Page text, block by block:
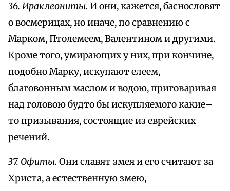
36. Ираклеониты. И они, кажется, баснословят
о восмерицах, но иначе, по сравнению с
Марком, Птолемеем, Валентином и другими.
Кроме того, умирающих у них, при кончине,
подобно Марку, искупают елеем,
благовонным маслом и водою, приговаривая
над головою будто бы искупляемого какие–
то призывания, состоящие из еврейских
речений.
37. Офиты. Они славят змея и его считают за
Христа, а естественную змею,